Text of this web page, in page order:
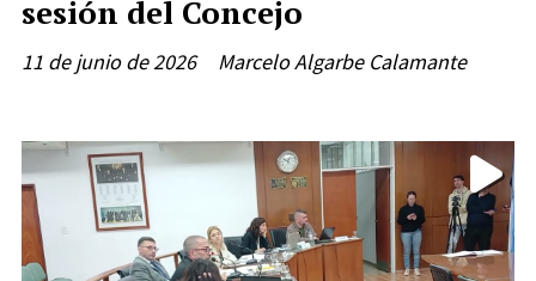
sesión del Concejo
Marcelo Algarbe Calamante
11 de junio de 2026